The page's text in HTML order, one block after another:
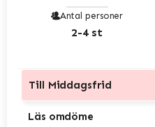
Antal personer
2-4 st
Till Middagsfrid
Läs omdöme